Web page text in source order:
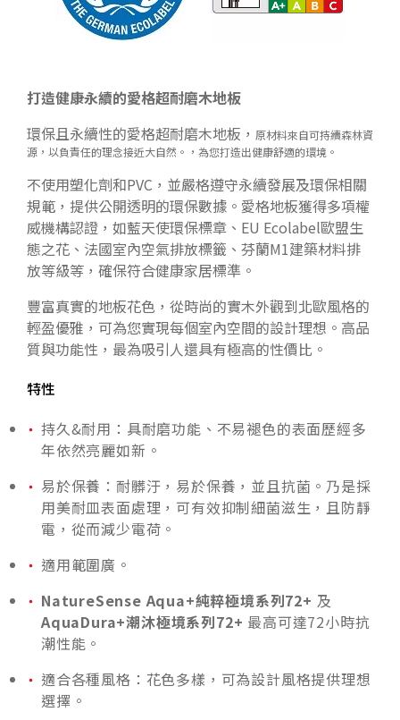
打造健康永續的愛格超耐磨木地板
環保且永續性的愛格超耐磨木地板， 原材料來自可持續森林資
源，以負責任的理念接近大自然。 ，為您打造出健康舒適的環境。
不使用塑化劑和PVC，並嚴格遵守永續發展及環保相關
規範，提供公開透明的環保數據。愛格地板獲得多項權
威機構認證，如藍天使環保標章、EU Ecolabel歐盟生
態之花、法國室內空氣排放標籤、芬蘭M1建築材料排
放等級等，確保符合健康家居標準。
豐富真實的地板花色，從時尚的實木外觀到北歐風格的
輕盈優雅，可為您實現每個室內空間的設計理想。高品
質與功能性，最為吸引人還具有極高的性價比。
特性
持久&耐用：具耐磨功能、不易褪色的表面歷經多
年依然亮麗如新。
易於保養：耐髒汙，易於保養，並且抗菌。乃是採
用美耐皿表面處理，可有效抑制細菌滋生，且防靜
電，從而減少電荷。
適用範圍廣。
NatureSense Aqua+純粹極境系列72+ 及
AquaDura+潮沐極境系列72+ 最高可達72小時抗
潮性能。
適合各種風格：花色多樣，可為設計風格提供理想
選擇。